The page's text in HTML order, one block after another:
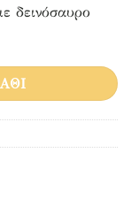
δεινόσαυρο